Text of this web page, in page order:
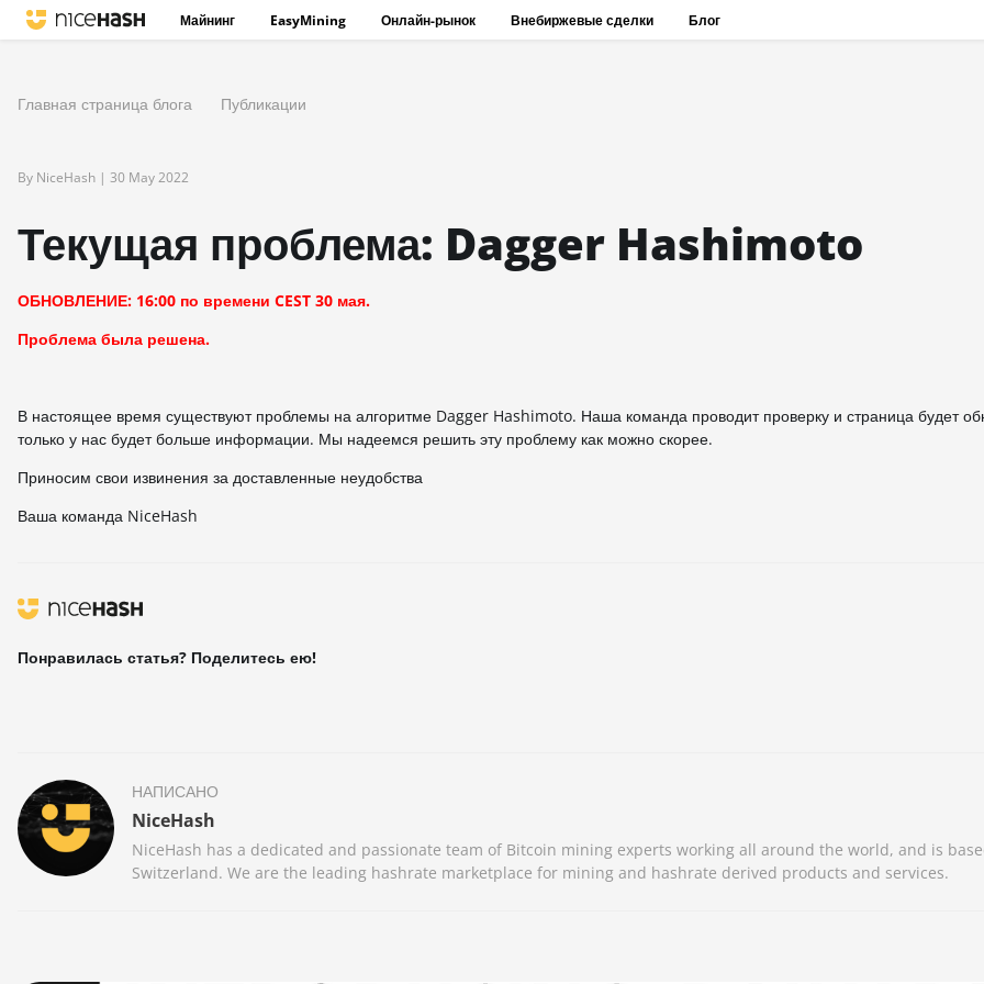
Майнинг EasyMining Онлайн-рынок Внебиржевые сделки Блог
Главная страница блога Публикации
By NiceHash | 30 May 2022
Текущая проблема: Dagger Hashimoto
ОБНОВЛЕНИЕ: 16:00 по времени CEST 30 мая.
Проблема была решена.
В настоящее время существуют проблемы на алгоритме Dagger Hashimoto. Наша команда проводит проверку и страница будет
только у нас будет больше информации. Мы надеемся решить эту проблему как можно скорее.
Приносим свои извинения за доставленные неудобства
Ваша команда NiceHash
Понравилась статья? Поделитесь ею!
НАПИСАНО
NiceHash
NiceHash has a dedicated and passionate team of Bitcoin mining experts working all around the world, and is
Switzerland. We are the leading hashrate marketplace for mining and hashrate derived products and services.